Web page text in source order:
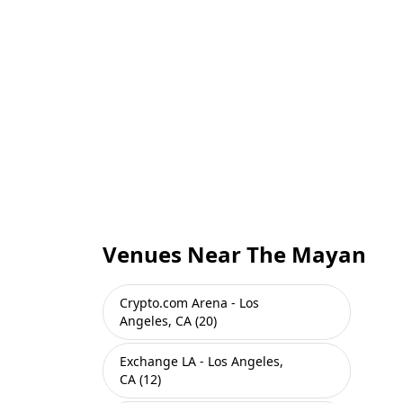
Venues Near The Mayan
Crypto.com Arena - Los
Angeles, CA (20)
Exchange LA - Los Angeles,
CA (12)